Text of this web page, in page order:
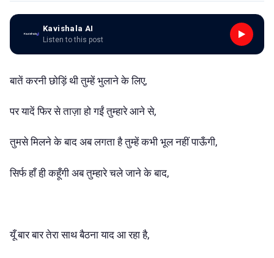
Kavishala AI
Listen to this post
बातें करनी छोड़िं थी तुम्हें भुलाने के लिए,
पर यादें फिर से ताज़ा हो गईं तुम्हारे आने से,
तुमसे मिलने के बाद अब लगता है तुम्हें कभी भूल नहीं पाऊँगी,
सिर्फ हाँ ही़ कहूँगी अब तुम्हारे चले जाने के बाद,
यूँ बार बार तेरा साथ बैठना याद आ रहा है,